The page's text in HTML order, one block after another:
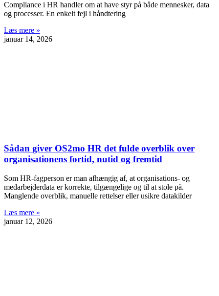
Compliance i HR handler om at have styr på både mennesker, data
og processer. En enkelt fejl i håndtering
Læs mere »
januar 14, 2026
Sådan giver OS2mo HR det fulde overblik over
organisationens fortid, nutid og fremtid
Som HR-fagperson er man afhængig af, at organisations- og
medarbejderdata er korrekte, tilgængelige og til at stole på.
Manglende overblik, manuelle rettelser eller usikre datakilder
Læs mere »
januar 12, 2026